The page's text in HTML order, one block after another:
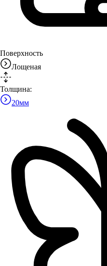
Поверхность
Лощеная
Толщина:
20мм